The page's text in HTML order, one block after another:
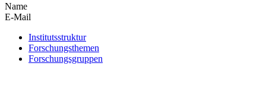
Name
E-Mail
Institutsstruktur
Forschungsthemen
Forschungsgruppen